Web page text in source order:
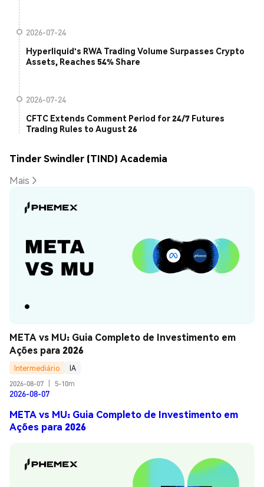
2026-07-24
Hyperliquid's RWA Trading Volume Surpasses Crypto
Assets, Reaches 54% Share
2026-07-24
CFTC Extends Comment Period for 24/7 Futures
Trading Rules to August 26
Tinder Swindler (TIND) Academia
Mais
META vs MU: Guia Completo de Investimento em
Ações para 2026
Intermediário
IA
2026-08-07
5-10m
2026-08-07
META vs MU: Guia Completo de Investimento em
Ações para 2026